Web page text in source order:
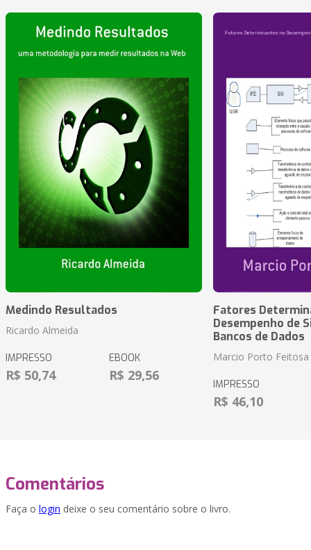
Medindo Resultados
Ricardo Almeida
IMPRESSO
R$ 50,74
EBOOK
R$ 29,56
Fatores
Desempenho de
Bancos de Dados
Marcio Porto Feitosa
IMPRESSO
R$ 46,10
Comentários
Faça o login deixe o seu comentário sobre o livro.